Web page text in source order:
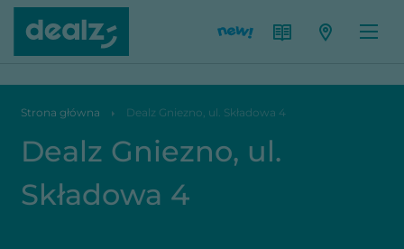
Dealz Gniezno, ul. Składowa 4
Strona główna Dealz Gniezno, ul. Składowa 4
Dealz Gniezno, ul.
Składowa 4